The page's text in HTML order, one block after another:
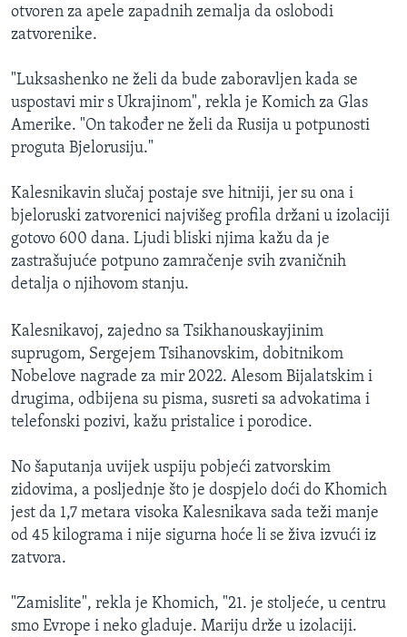
otvoren za apele zapadnih zemalja da oslobodi
zatvorenike.
"Luksashenko ne želi da bude zaboravljen kada se
uspostavi mir s Ukrajinom", rekla je Komich za Glas
Amerike. "On također ne želi da Rusija u potpunosti
proguta Bjelorusiju."
Kalesnikavin slučaj postaje sve hitniji, jer su ona i
bjeloruski zatvorenici najvišeg profila držani u izolaciji
gotovo 600 dana. Ljudi bliski njima kažu da je
zastrašujuće potpuno zamračenje svih zvaničnih
detalja o njihovom stanju.
Kalesnikavoj, zajedno sa Tsikhanouskayjinim
suprugom, Sergejem Tsihanovskim, dobitnikom
Nobelove nagrade za mir 2022. Alesom Bijalatskim i
drugima, odbijena su pisma, susreti sa advokatima i
telefonski pozivi, kažu pristalice i porodice.
No šaputanja uvijek uspiju pobjeći zatvorskim
zidovima, a posljednje što je dospjelo doći do Khomich
jest da 1,7 metara visoka Kalesnikava sada teži manje
od 45 kilograma i nije sigurna hoće li se živa izvući iz
zatvora.
"Zamislite", rekla je Khomich, "21. je stoljeće, u centru
smo Evrope i neko gladuje. Mariju drže u izolaciji.